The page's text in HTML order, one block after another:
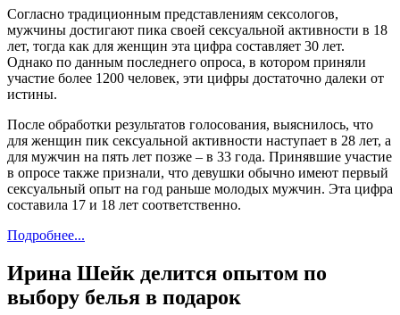
Согласно традиционным представлениям сексологов,
мужчины достигают пика своей сексуальной активности в 18
лет, тогда как для женщин эта цифра составляет 30 лет.
Однако по данным последнего опроса, в котором приняли
участие более 1200 человек, эти цифры достаточно далеки от
истины.
После обработки результатов голосования, выяснилось, что
для женщин пик сексуальной активности наступает в 28 лет, а
для мужчин на пять лет позже – в 33 года. Принявшие участие
в опросе также признали, что девушки обычно имеют первый
сексуальный опыт на год раньше молодых мужчин. Эта цифра
составила 17 и 18 лет соответственно.
Подробнее...
Ирина Шейк делится опытом по
выбору белья в подарок